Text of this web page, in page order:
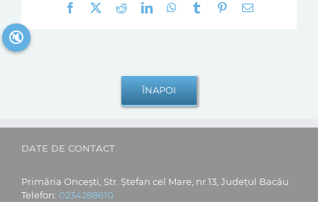
Facebook
RedditLinkedInWhatsApp
Tumblr Pinterest
E-
DATE DE CONTACT
Primăria Oncești, Str. Ștefan cel Mare, nr.13, Județul Bacău
Telefon: 0234288610
🔇